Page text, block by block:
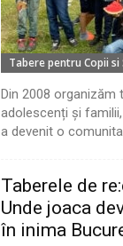
Tabere pentru Copii
Din 2008 organizăm
adolescenți și
a devenit o
Taberele de
Unde joaca
în inima